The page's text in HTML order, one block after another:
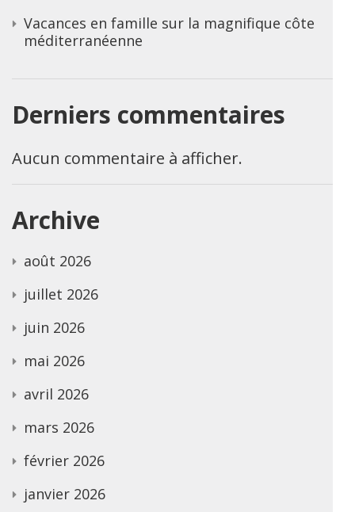
Vacances en famille sur la magnifique côte
méditerranéenne
Derniers commentaires
Aucun commentaire à afficher.
Archive
août 2026
juillet 2026
juin 2026
mai 2026
avril 2026
mars 2026
février 2026
janvier 2026